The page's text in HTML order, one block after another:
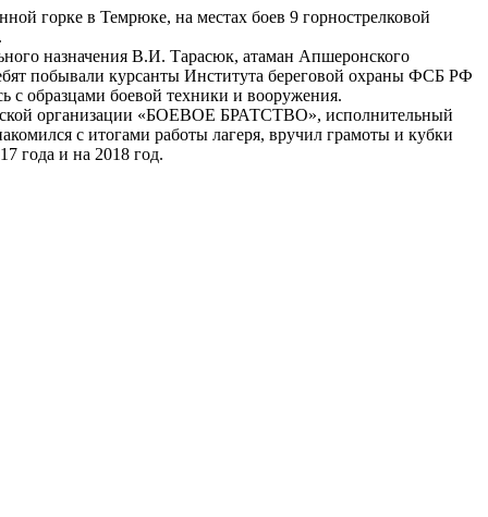
горке в Темрюке, на местах боев 9 горнострелковой
назначения В.И. Тарасюк, атаман Апшеронского
побывали курсанты Института береговой охраны ФСБ РФ
с образцами боевой техники и вооружения.
организации «БОЕВОЕ БРАТСТВО», исполнительный
с итогами работы лагеря, вручил грамоты и кубки
года и на 2018 год.